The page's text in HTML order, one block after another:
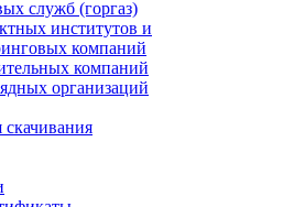
служб (горгаз)
институтов и
компаний
компаний
организаций